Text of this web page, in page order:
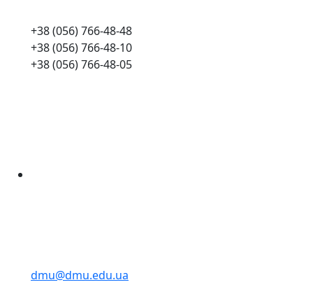
+38 (056) 766-48-48
+38 (056) 766-48-10
+38 (056) 766-48-05
dmu@dmu.edu.ua